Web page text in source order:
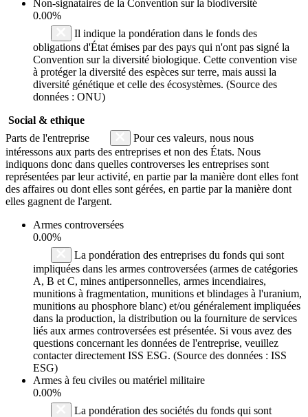
Non-signataires de la Convention sur la biodiversité
0.00%
Il indique la pondération dans le fonds des
obligations d'État émises par des pays qui n'ont pas signé la
Convention sur la diversité biologique. Cette convention vise
à protéger la diversité des espèces sur terre, mais aussi la
diversité génétique et celle des écosystèmes. (Source des
données : ONU)
Social & ethique
Parts de l'entreprise
Pour ces valeurs, nous nous
intéressons aux parts des entreprises et non des États. Nous
indiquons donc dans quelles controverses les entreprises sont
représentées par leur activité, en partie par la manière dont elles font
des affaires ou dont elles sont gérées, en partie par la manière dont
elles gagnent de l'argent.
Armes controversées
0.00%
La pondération des entreprises du fonds qui sont
impliquées dans les armes controversées (armes de catégories
A, B et C, mines antipersonnelles, armes incendiaires,
munitions à fragmentation, munitions et blindages à l'uranium,
munitions au phosphore blanc) et/ou généralement impliquées
dans la production, la distribution ou la fourniture de services
liés aux armes controversées est présentée. Si vous avez des
questions concernant les données de l'entreprise, veuillez
contacter directement ISS ESG. (Source des données : ISS
ESG)
Armes à feu civiles ou matériel militaire
0.00%
La pondération des sociétés du fonds qui sont